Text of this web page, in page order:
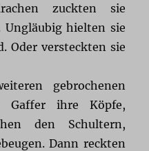
zuckten sie
Ungläubig hielten sie
Oder versteckten sie
gebrochenen
Gaffer ihre Köpfe,
den Schultern,
Dann reckten